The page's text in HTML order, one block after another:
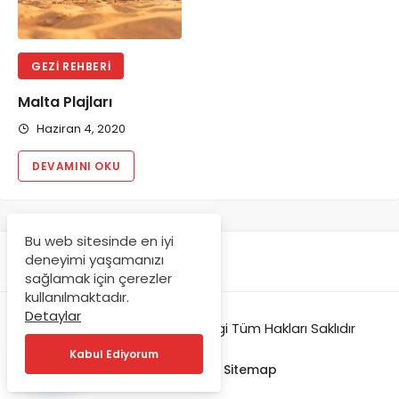
GEZI REHBERI
Malta Plajları
Haziran 4, 2020
DEVAMINI OKU
© Copyright 2020, Maltabilgi Tüm Hakları Saklıdır
İletişim Gizlilik Sitemap
Bu web sitesinde en iyi
deneyimi yaşamanızı
sağlamak için çerezler
kullanılmaktadır.
Detaylar
Kabul Ediyorum